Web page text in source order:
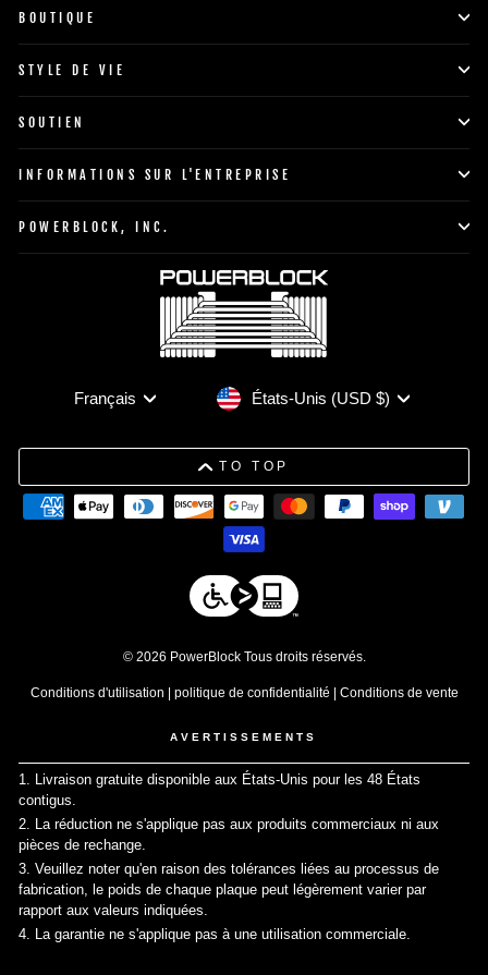
BOUTIQUE
STYLE DE VIE
SOUTIEN
INFORMATIONS SUR L'ENTREPRISE
POWERBLOCK, INC.
Langue
Français DeviseÉtats-Unis (USD $)
TO TOP
© 2026 PowerBlock Tous droits réservés.
Conditions d'utilisation politique de confidentialité Conditions de vente
AVERTISSEMENTS
1. Livraison gratuite disponible aux États-Unis pour les 48 États
contigus.
2. La réduction ne s'applique pas aux produits commerciaux ni aux
pièces de rechange.
3. Veuillez noter qu'en raison des tolérances liées au processus de
fabrication, le poids de chaque plaque peut légèrement varier par
rapport aux valeurs indiquées.
4. La garantie ne s'applique pas à une utilisation commerciale.